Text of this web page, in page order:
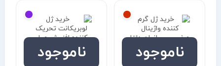
ناموجود ناموجود